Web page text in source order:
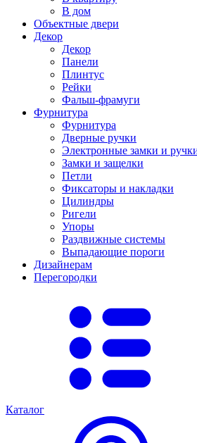
В дом
Объектные двери
Декор
Декор
Панели
Плинтус
Рейки
Фальш-фрамуги
Фурнитура
Фурнитура
Дверные ручки
Электронные замки и
Замки и защелки
Петли
Фиксаторы и накладки
Цилиндры
Ригели
Упоры
Раздвижные системы
Выпадающие пороги
Дизайнерам
Перегородки
Каталог